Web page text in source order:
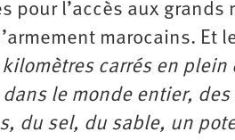
pour l’accès aux grands
marocains. Et
carrés en
le monde entier,
du sel, du sable, un